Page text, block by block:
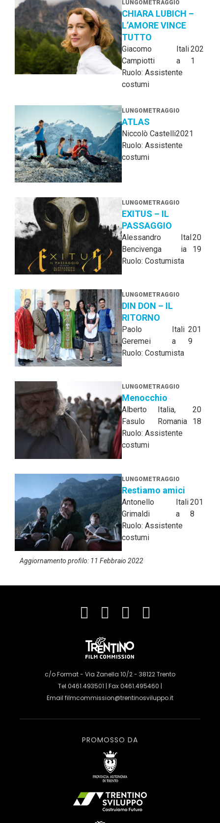
LUNGOMETRAGGIO
CHIARA LUBICH –
L’AMORE VINCE
TUTTO
Giacomo
Campiotti
Itali
a
202
1
Ruolo: Assistente
costumi
LUNGOMETRAGGIO
ATLAS
Niccolò Castelli2021
Ruolo: Assistente
costumi
LUNGOMETRAGGIO
EXITUS – IL
PASSAGGIO
Alessandro
Bencivenga
Ital
ia
20
19
Ruolo: Costumista
LUNGOMETRAGGIO
DIN DON – IL
RITORNO
Paolo
Geremei
Itali
a
201
9
Ruolo: Costumista
LUNGOMETRAGGIO
Menocchio
Alberto
Fasulo
Italia,
Romania
20
18
Ruolo: Assistente
costumi
LUNGOMETRAGGIO
Restiamo amici
Antonello
Grimaldi
Itali
a
201
8
Ruolo: Assistente
costumi
Aggiornamento profilo: 11 Febbraio 2022
c/o Format - Via Zanella 10/2 - 38122 Trento
Tel 0461.493501 | Fax 0461.495460 |
Email filmcommission@trentinosviluppo.it
PROMOSSO DA